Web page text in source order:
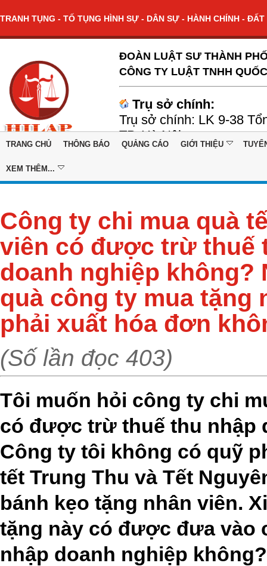
TRANH TỤNG - TỐ TỤNG HÌNH SỰ - DÂN SỰ - HÀNH CHÍNH -
ĐOÀN LUẬT SƯ THÀNH
CÔNG TY LUẬT TNHH
Trụ sở chính:
Trụ sở chính: LK 9-38
TP. Hà Nội
TRANG CHỦ THÔNG BÁO QUẢNG CÁO GIỚI THIỆU
XEM THÊM...
Công ty chi mua quà
viên có được trừ thuế
doanh nghiệp không?
quà công ty mua tặng
phải xuất hóa đơn
(Số lần đọc 403)
Tôi muốn hỏi công ty chi
có được trừ thuế thu nhập
Công ty tôi không có quỹ
tết Trung Thu và Tết
bánh kẹo tặng nhân viên.
tặng này có được đưa vào
nhập doanh nghiệp